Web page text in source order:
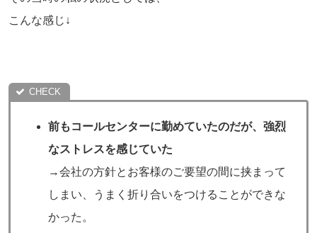
こんな感じ↓
前もコールセンターに勤めていたのだが、強烈
なストレスを感じていた
→会社の方針とお客様のご要望の間に挟まって
しまい、うまく折り合いをつけることができな
かった。